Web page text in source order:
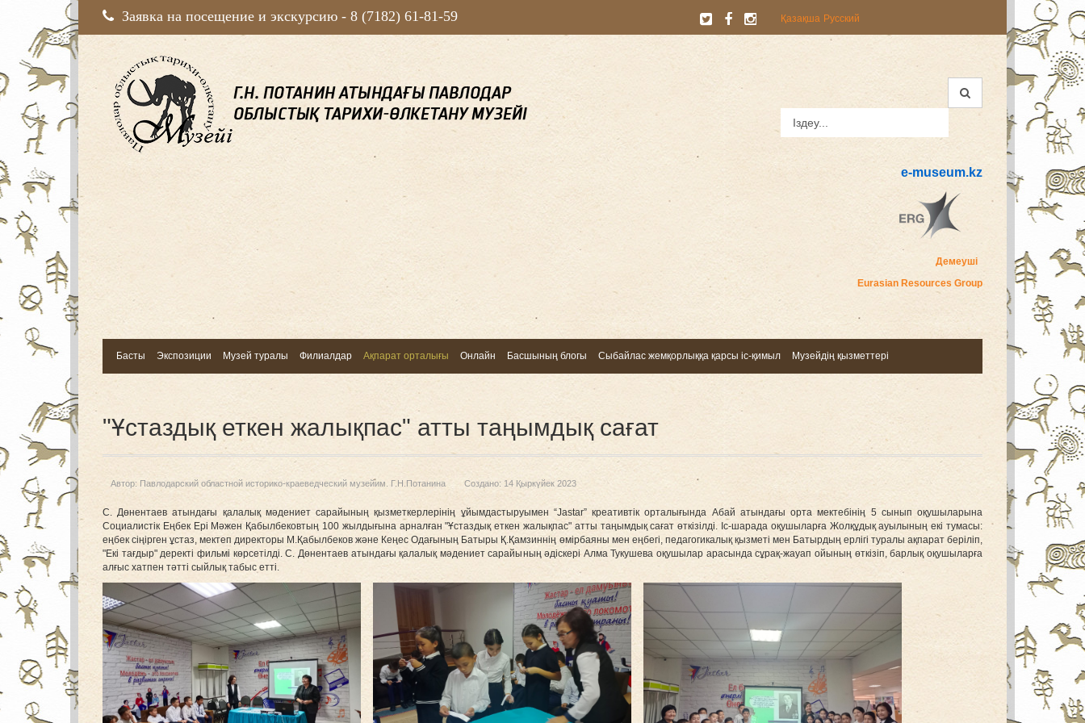
Заявка на посещение и экскурсию - 8 (7182) 61-81-59 Қазақша Русский
e-museum.kz
Демеуші
Eurasian Resources Group
Басты Экспозиции Музей туралы Филиалдар Ақпарат орталығы Онлайн Басшының блогы Сыбайлас жемқорлыққа қарсы іс-қимыл Музейдің қызметтері
"Ұстаздық еткен жалықпас" атты таңымдық сағат
Автор: Павлодарский областной историко-краеведческий музейим. Г.Н.Потанина Создано: 14 Қыркүйек 2023
С. Дөнентаев атындағы қалалық мәдениет сарайының қызметкерлерінің ұйымдастыруымен “Jastar” креативтік орталығында Абай атындағы орта мектебінің 5 сынып оқушыларына
Социалистік Еңбек Ері Мәжен Қабылбековтың 100 жылдығына арналған "Ұстаздық еткен жалықпас" атты таңымдық сағат өткізілді. Іс-шарада оқушыларға Жолқұдық ауылының екі тумасы:
еңбек сіңірген ұстаз, мектеп директоры М.Қабылбеков және Кеңес Одағының Батыры Қ.Қамзиннің өмірбаяны мен еңбегі, педагогикалық қызметі мен Батырдың ерлігі туралы ақпарат беріліп,
"Екі тағдыр" деректі фильмі көрсетілді. С. Дөнентаев атындағы қалалық мәдениет сарайының әдіскері Алма Тукушева оқушылар арасында сұрақ-жауап ойының өткізіп, барлық оқушыларға
алғыс хатпен тәтті сыйлық табыс етті.